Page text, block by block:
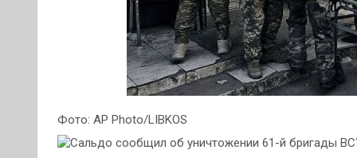
Фото: AP Photo/LIBKOS